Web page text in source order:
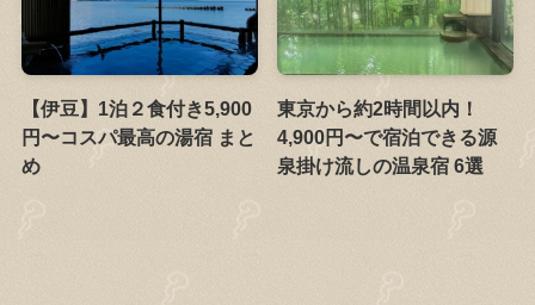
【伊豆】1泊２食付き5,900
円〜コスパ最高の湯宿 まと
め
東京から約2時間以内！
4,900円〜で宿泊できる源
泉掛け流しの温泉宿 6選